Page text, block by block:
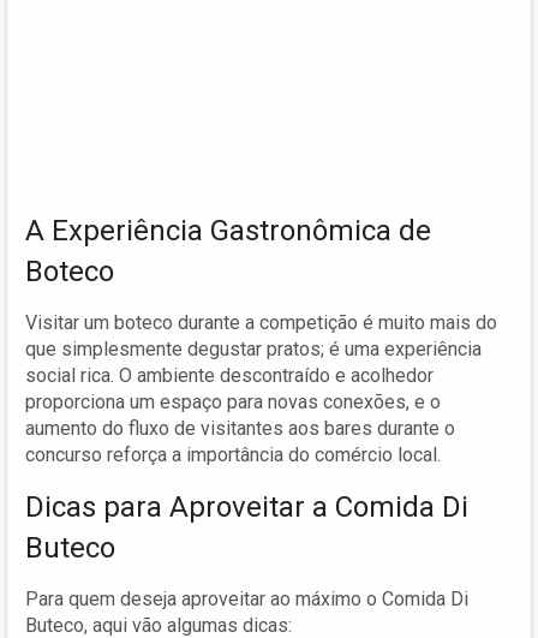
A Experiência Gastronômica de
Boteco
Visitar um boteco durante a competição é muito mais do
que simplesmente degustar pratos; é uma experiência
social rica. O ambiente descontraído e acolhedor
proporciona um espaço para novas conexões, e o
aumento do fluxo de visitantes aos bares durante o
concurso reforça a importância do comércio local.
Dicas para Aproveitar a Comida Di
Buteco
Para quem deseja aproveitar ao máximo o Comida Di
Buteco, aqui vão algumas dicas: